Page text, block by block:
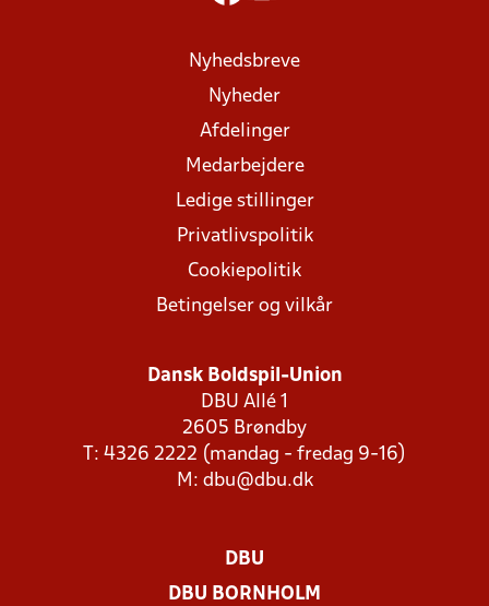
Nyhedsbreve
Nyheder
Afdelinger
Medarbejdere
Ledige stillinger
Privatlivspolitik
Cookiepolitik
Betingelser og vilkår
Dansk Boldspil-Union
DBU Allé 1
2605 Brøndby
T: 4326 2222 (mandag - fredag 9-16)
M: dbu@dbu.dk
DBU
DBU BORNHOLM